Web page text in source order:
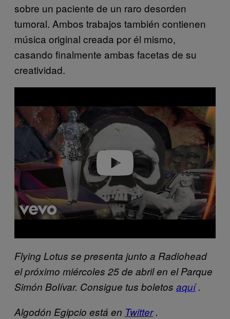
sobre un paciente de un raro desorden
tumoral. Ambos trabajos también contienen
música original creada por él mismo,
casando finalmente ambas facetas de su
creatividad.
a
y
i
Flying Lotus se presenta junto a Radiohead
el próximo miércoles 25 de abril en el Parque
Simón Bolívar. Consigue tus boletos aquí.
Algodón Egipcio está en Twitter.